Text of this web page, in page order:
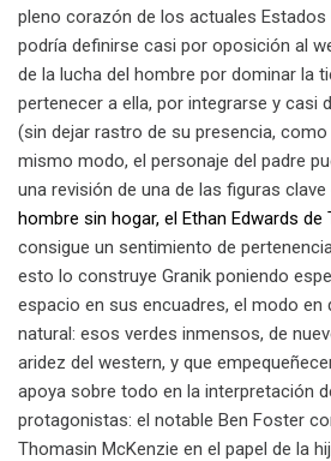
pleno corazón de los actuales Estados
podría definirse casi por oposición al
de la lucha del hombre por dominar la
pertenecer a ella, por integrarse y casi
(sin dejar rastro de su presencia, como
mismo modo, el personaje del padre
una revisión de una de las figuras clave
hombre sin hogar, el Ethan Edwards de
consigue un sentimiento de
esto lo construye Granik poniendo
espacio en sus encuadres, el modo en
natural: esos verdes inmensos, de
aridez del western, y que
apoya sobre todo en la interpretación
protagonistas: el notable Ben Foster
Thomasin McKenzie en el papel de la